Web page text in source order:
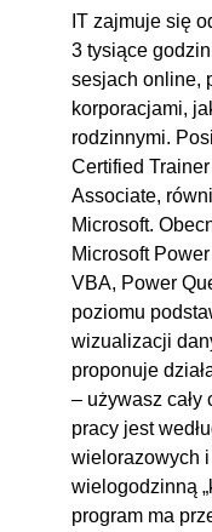
IT zajmuje się
3 tysiące
sesjach online,
korporacjami,
rodzinnymi.
Certified
Associate,
Microsoft.
Microsoft
VBA, Power
poziomu
wizualizacji
proponuje
– używasz cały
pracy jest
wielorazowych
wielogodzinną
program ma